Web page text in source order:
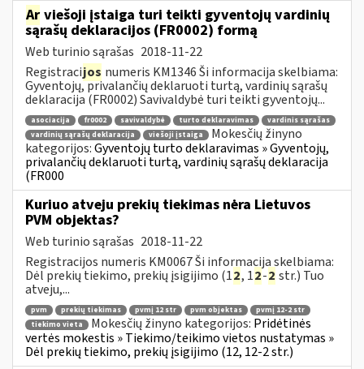
Ar viešoji įstaiga turi teikti gyventojų vardinių
sąrašų deklaracijos (FR0002) formą
Web turinio sąrašas 2018-11-22
Registracijos numeris KM1346 Ši informacija skelbiama:
Gyventojų, privalančių deklaruoti turtą, vardinių sąrašų
deklaracija (FR0002) Savivaldybė turi teikti gyventojų...
asociacija fr0002 savivaldybė turto deklaravimas
vardinis sąrašas
vardinių sąrašų deklaracija
viešoji įstaiga
Mokesčių žinyno
kategorijos:Gyventojų turto deklaravimas » Gyventojų,
privalančių deklaruoti turtą, vardinių sąrašų deklaracija
(FR000
Kuriuo atveju prekių tiekimas nėra Lietuvos
PVM objektas?
Web turinio sąrašas 2018-11-22
Registracijos numeris KM0067 Ši informacija skelbiama:
Dėl prekių tiekimo, prekių įsigijimo (12, 12-2 str.) Tuo
atveju,...
pvm prekių tiekimas pvmį 12 str pvm objektas
pvmį 12-2 str
tiekimo vieta
Mokesčių žinyno kategorijos: Pridėtinės
vertės mokestis » Tiekimo/teikimo vietos nustatymas »
Dėl prekių tiekimo, prekių įsigijimo (12, 12-2 str.)